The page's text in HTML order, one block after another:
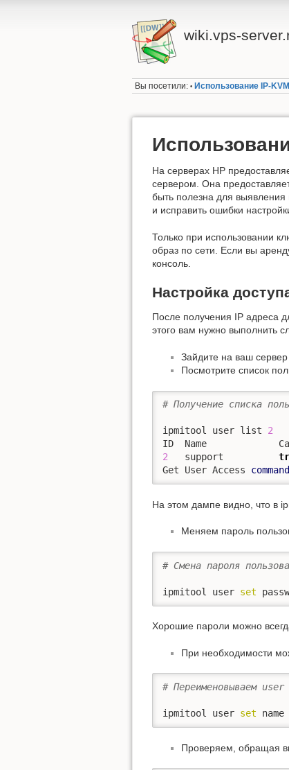
wiki.vps-
Вы посетили: • Использование IP-
На серверах HP
сервером. Она
быть полезна для выявления
и исправить ошибки
Только при использовании
образ по сети. Если вы
консоль.
Настройка
После получения IP адреса
этого вам нужно выполнить
Зайдите на ваш
Посмотрите список
# Получение списка
ipmitool user list 2
2
   support
Get User Access command
На этом дампе видно, что в
Меняем пароль
# Смена пароля
ipmitool user set
Хорошие пароли можно
При необходимости
# Переименовываем
ipmitool user set name
Проверяем, обращая